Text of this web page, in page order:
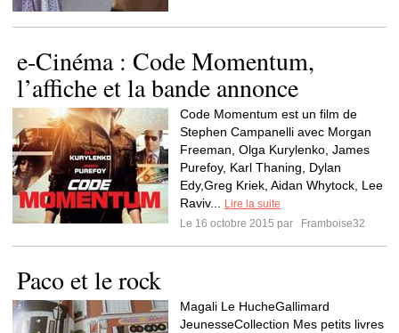
e-Cinéma : Code Momentum,
l’affiche et la bande annonce
Code Momentum est un film de
Stephen Campanelli avec Morgan
Freeman, Olga Kurylenko, James
Purefoy, Karl Thaning, Dylan
Edy,Greg Kriek, Aidan Whytock, Lee
Raviv...
Lire la suite
Le 16 octobre 2015 par
Framboise32
Paco et le rock
Magali Le HucheGallimard
JeunesseCollection Mes petits livres